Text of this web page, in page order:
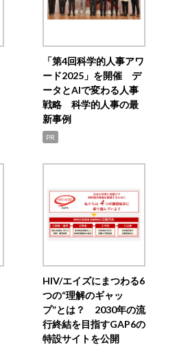
「第4回科学的人事アワ
ード2025」を開催 デ
ータとAIで変わる人事
戦略 科学的人事の最
新事例
PR
HIV/エイズにまつわる6
つの“理解のギャッ
プ”とは？ 2030年の流
行終結を目指すGAP6の
特設サイトを公開